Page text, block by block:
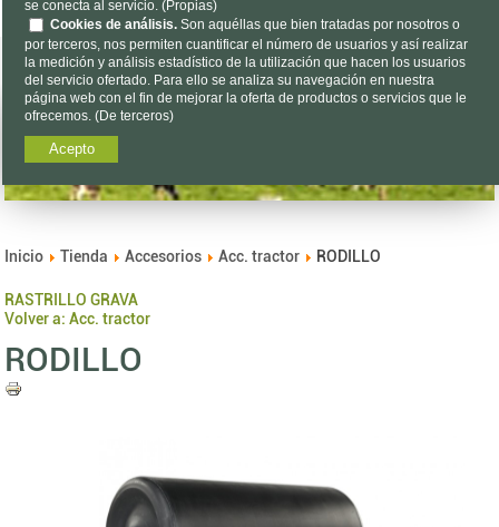
Inicio Tienda Accesorios Acc. tractor RODILLO
RASTRILLO GRAVA
Volver a: Acc. tractor
RODILLO
se conecta al servicio. (Propias)
Cookies de análisis. Son aquéllas que bien tratadas por nosotros o
por terceros, nos permiten cuantificar el número de usuarios y así realizar
la medición y análisis estadístico de la utilización que hacen los usuarios
del servicio ofertado. Para ello se analiza su navegación en nuestra
página web con el fin de mejorar la oferta de productos o servicios que le
ofrecemos. (De terceros)
Acepto